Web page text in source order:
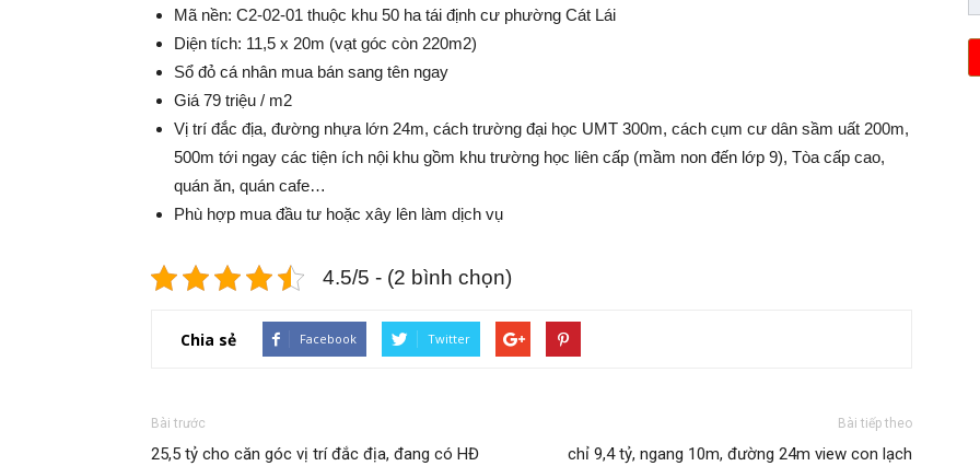
Mã nền: C2-02-01 thuộc khu 50 ha tái định cư phường Cát Lái
Diện tích: 11,5 x 20m (vạt góc còn 220m2)
Sổ đỏ cá nhân mua bán sang tên ngay
Giá 79 triệu / m2
Vị trí đắc địa, đường nhựa lớn 24m, cách trường đại học UMT 300m, cách cụm cư dân sầm uất 200m,
500m tới ngay các tiện ích nội khu gồm khu trường học liên cấp (mầm non đến lớp 9), Tòa cấp cao,
quán ăn, quán cafe…
Phù hợp mua đầu tư hoặc xây lên làm dịch vụ
4.5/5 - (2 bình chọn)
Chia sẻ Facebook Twitter
Bài trước
25,5 tỷ cho căn góc vị trí đắc địa, đang có HĐ
Bài tiếp theo
chỉ 9,4 tỷ, ngang 10m, đường 24m view con lạch